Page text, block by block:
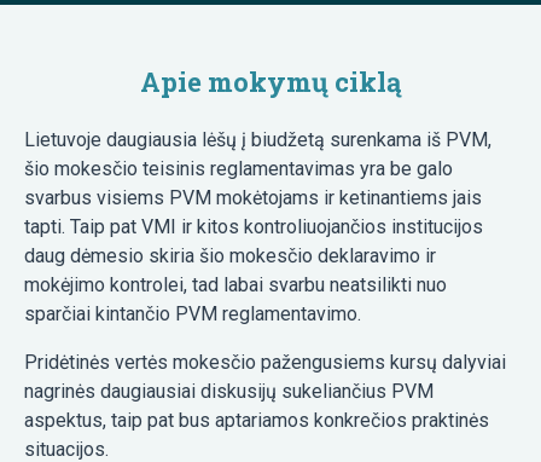
Apie mokymų ciklą
Lietuvoje daugiausia lėšų į biudžetą surenkama iš PVM,
šio mokesčio teisinis reglamentavimas yra be galo
svarbus visiems PVM mokėtojams ir ketinantiems jais
tapti. Taip pat VMI ir kitos kontroliuojančios institucijos
daug dėmesio skiria šio mokesčio deklaravimo ir
mokėjimo kontrolei, tad labai svarbu neatsilikti nuo
sparčiai kintančio PVM reglamentavimo.
Pridėtinės vertės mokesčio pažengusiems kursų dalyviai
nagrinės daugiausiai diskusijų sukeliančius PVM
aspektus, taip pat bus aptariamos konkrečios praktinės
situacijos.